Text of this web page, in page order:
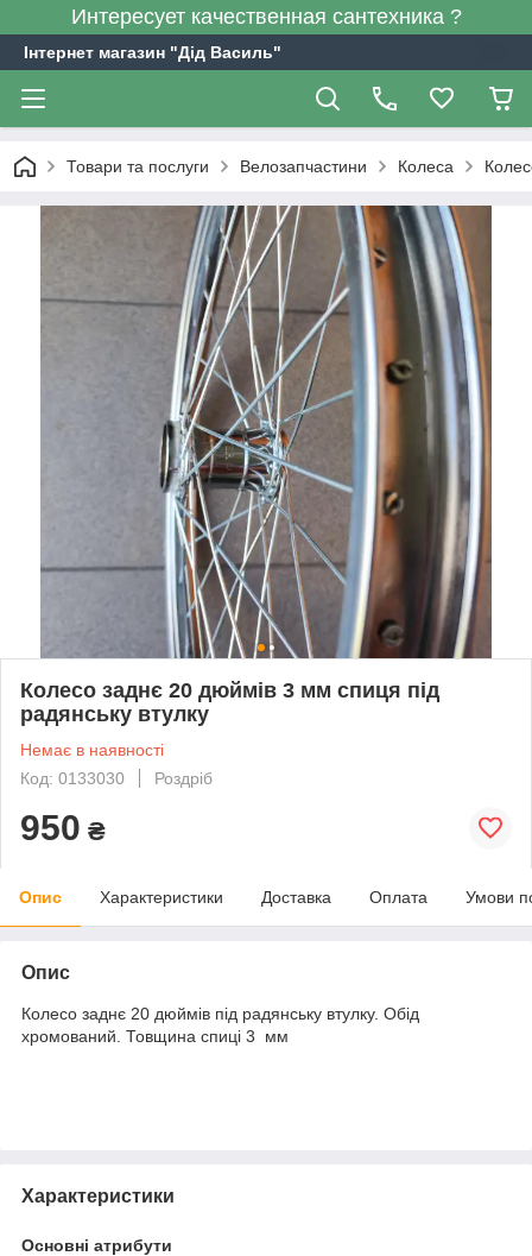
Интересует качественная сантехника ?
Інтернет магазин "Дід Василь"
Товари та послуги Велозапчастини Колеса
Колесо заднє 20 дюймів 3 мм спиця під
радянську втулку
Немає в наявності
Код: 0133030
Роздріб
950 ₴
Опис Характеристики Доставка Оплата Умови
Опис
Колесо заднє 20 дюймів під радянську втулку. Обід
хромований. Товщина спиці 3 мм
Характеристики
Основні атрибути